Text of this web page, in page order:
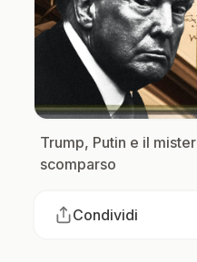
Trump, Putin e il
scomparso
Condividi